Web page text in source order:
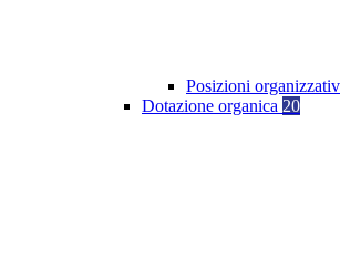
Posizioni
Dotazione organica 20